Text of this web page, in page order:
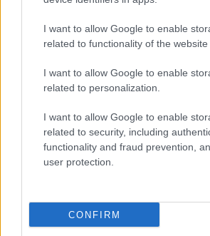
I want to allow Google to enable
related to functionality of the website
I want to allow Google to enable
related to personalization.
I want to allow Google to enable
related to security, including
functionality and fraud prevention,
user protection.
CONFIRM